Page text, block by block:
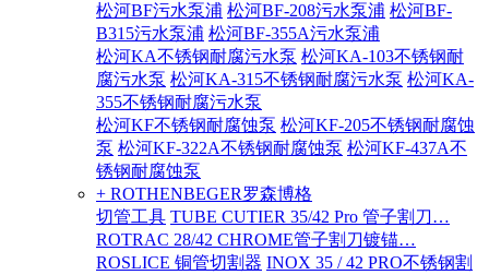
松河BF污水泵浦 松河BF-208污水泵浦 松河BF-
B315污水泵浦 松河BF-355A污水泵浦
松河KA不锈钢耐腐污水泵 松河KA-103不锈钢耐
腐污水泵 松河KA-315不锈钢耐腐污水泵 松河KA-
355不锈钢耐腐污水泵
松河KF不锈钢耐腐蚀泵 松河KF-205不锈钢耐腐蚀
泵 松河KF-322A不锈钢耐腐蚀泵 松河KF-437A不
锈钢耐腐蚀泵
+ ROTHENBEGER罗森博格
切管工具 TUBE CUTIER 35/42 Pro 管子割刀…
ROTRAC 28/42 CHROME管子割刀镀锚…
ROSLICE 铜管切割器 INOX 35 / 42 PRO不锈钢割